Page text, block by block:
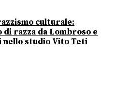
culturale:
di razza da Lombroso e
studio Vito Teti